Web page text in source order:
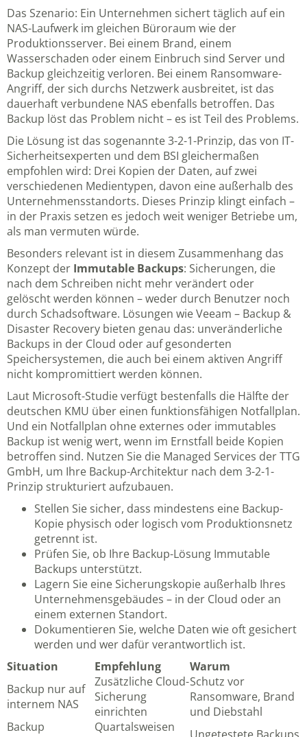
Das Szenario: Ein Unternehmen sichert täglich auf ein
NAS-Laufwerk im gleichen Büroraum wie der
Produktionsserver. Bei einem Brand, einem
Wasserschaden oder einem Einbruch sind Server und
Backup gleichzeitig verloren. Bei einem Ransomware-
Angriff, der sich durchs Netzwerk ausbreitet, ist das
dauerhaft verbundene NAS ebenfalls betroffen. Das
Backup löst das Problem nicht – es ist Teil des Problems.
Die Lösung ist das sogenannte 3-2-1-Prinzip, das von IT-
Sicherheitsexperten und dem BSI gleichermaßen
empfohlen wird: Drei Kopien der Daten, auf zwei
verschiedenen Medientypen, davon eine außerhalb des
Unternehmensstandorts. Dieses Prinzip klingt einfach –
in der Praxis setzen es jedoch weit weniger Betriebe um,
als man vermuten würde.
Besonders relevant ist in diesem Zusammenhang das
Konzept der Immutable Backups: Sicherungen, die
nach dem Schreiben nicht mehr verändert oder
gelöscht werden können – weder durch Benutzer noch
durch Schadsoftware. Lösungen wieVeeam – Backup &
Disaster Recovery bieten genau das: unveränderliche
Backups in der Cloud oder auf gesonderten
Speichersystemen, die auch bei einem aktiven Angriff
nicht kompromittiert werden können.
Laut Microsoft-Studie verfügt bestenfalls die Hälfte der
deutschen KMU über einen funktionsfähigen Notfallplan.
Und ein Notfallplan ohne externes oder immutables
Backup ist wenig wert, wenn im Ernstfall beide Kopien
betroffen sind. Nutzen Sie die Managed Services der TTG
GmbH, um Ihre Backup-Architektur nach dem 3-2-1-
Prinzip strukturiert aufzubauen.
Stellen Sie sicher, dass mindestens eine Backup-
Kopie physisch oder logisch vom Produktionsnetz
getrennt ist.
Prüfen Sie, ob Ihre Backup-Lösung Immutable
Backups unterstützt.
Lagern Sie eine Sicherungskopie außerhalb Ihres
Unternehmensgebäudes – in der Cloud oder an
einem externen Standort.
Dokumentieren Sie, welche Daten wie oft gesichert
werden und wer dafür verantwortlich ist.
Situation
Empfehlung
Warum
Backup nur auf
internem NAS
Zusätzliche Cloud-
Sicherung
einrichten
Schutz vor
Ransomware, Brand
und Diebstahl
Backup
Quartalsweisen